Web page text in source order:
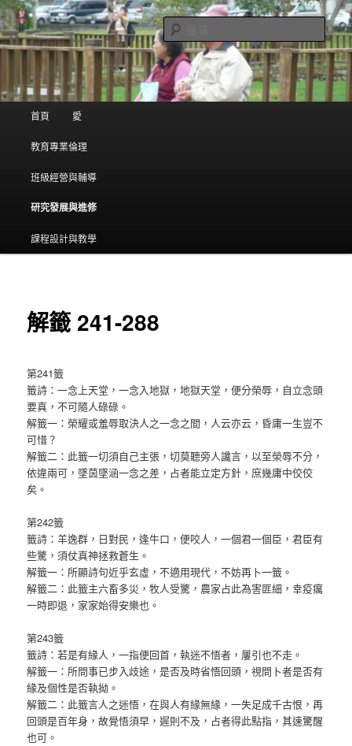
:) 親愛的~ 我愛你
(臺北市立忠孝國中) 方一齋老師的網誌
搜
尋
跳到主內容
跳到第二內容
首頁 愛
教育專業倫理
班級經營與輔導
研究發展與進修
課程設計與教學
解籤 241-288
第241籤
籤詩：一念上天堂，一念入地獄，地獄天堂，便分榮辱，自立念頭
要真，不可隨人碌碌。
解籤一：榮耀或羞辱取決人之一念之間，人云亦云，昏庸一生豈不
可惜？
解籤二：此籤一切須自己主張，切莫聽旁人讒言，以至榮辱不分，
依違兩可，墜茵墜涵一念之差，占者能立定方針，庶幾庸中佼佼
矣。
第242籤
籤詩：羊逸群，日對民，逢牛口，便咬人，一個君一個臣，君臣有
些驚，須仗真神拯救蒼生。
解籤一：所顯詩句近乎玄虛，不適用現代，不妨再卜一籤。
解籤二：此籤主六畜多災，牧人受驚，農家占此為害匪細，幸疫癘
一時即退，家家始得安樂也。
第243籤
籤詩：若是有緣人，一指便回首，執迷不悟者，屢引也不走。
解籤一：所問事已步入歧途，是否及時省悟回頭，視問卜者是否有
緣及個性是否執拗。
解籤二：此籤言人之迷悟，在與人有緣無緣，一失足成千古恨，再
回頭是百年身，故覺悟須早，遲則不及，占者得此點指，其速驚醒
也可。